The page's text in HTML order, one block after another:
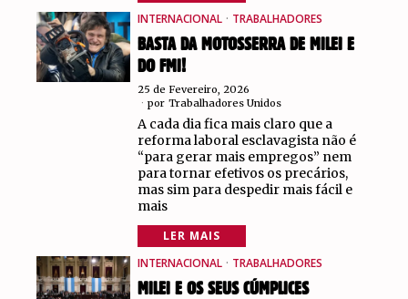
INTERNACIONAL · TRABALHADORES
BASTA DA MOTOSSERRA DE MILEI E
DO FMI!
25 de Fevereiro, 2026
por Trabalhadores Unidos
A cada dia fica mais claro que a
reforma laboral esclavagista não é
“para gerar mais empregos” nem
para tornar efetivos os precários,
mas sim para despedir mais fácil e
mais
LER MAIS
INTERNACIONAL · TRABALHADORES
MILEI E OS SEUS CÚMPLICES